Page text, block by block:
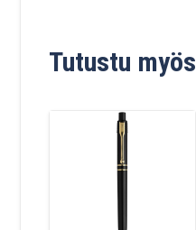
Tutustu myös